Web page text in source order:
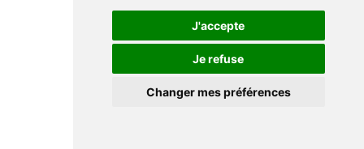
J'accepte
Je refuse
Changer mes préférences